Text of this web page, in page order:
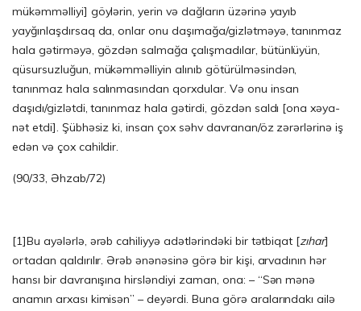
mükəmməlliyi] göylərin, yerin və dağların üzərinə yayıb
yayğınlaşdırsaq da, onlar onu daşımağa/gizlətməyə, ta­nınmaz
hala gətirməyə, gözdən salmağa çalışmadılar, bütünlüyün,
qüsursuz­lu­ğun, mükəmməlliyin alınıb götürülməsindən,
tanınmaz hala salınmasından qorx­dular. Və onu insan
daşıdı/gizlətdi, tanınmaz hala gətirdi, gözdən saldı [ona xə­ya­
nət etdi]. Şübhəsiz ki, insan çox səhv davranan/öz zərərlərinə iş
edən və çox cahil­dir.
(90/33, Əhzab/72)
[1]Bu ayələrlə, ərəb cahiliyyə adətlərindəki bir tətbiqat [zıhar]
ortadan qaldırılır. Ərəb ənənəsinə görə bir kişi, arvadının hər
hansı bir davranışına hirsləndiyi zaman, ona: – “Sən mənə
anamın arxası kimisən” – deyərdi. Buna görə aralarındakı ailə